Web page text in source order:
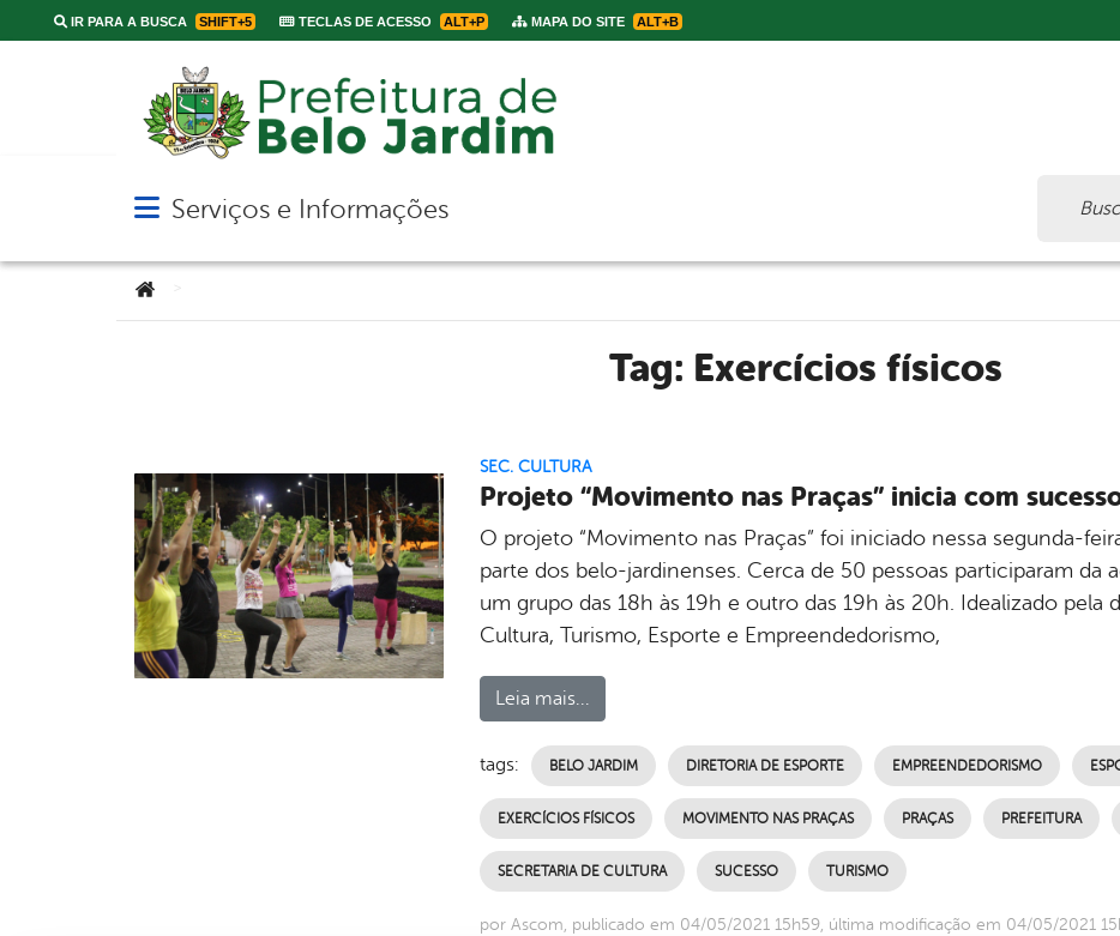
IR PARA A BUSCA SHIFT+5 TECLAS DE ACESSO ALT+P MAPA DO SITE ALT+B
Abrir menu principal de navegação
Serviços e Informações
Você está aqui:
Tag: Exercícios físicos
SEC. CULTURA
Projeto “Movimento nas Praças” inicia com
O projeto “Movimento nas Praças” foi iniciado nessa segunda-
parte dos belo-jardinenses. Cerca de 50 pessoas participaram da
um grupo das 18h às 19h e outro das 19h às 20h. Idealizado pela
Cultura, Turismo, Esporte e Empreendedorismo,
Leia mais...
tags: BELO JARDIM DIRETORIA DE ESPORTE EMPREENDEDORISMO
EXERCÍCIOS FÍSICOS MOVIMENTO NAS PRAÇAS PRAÇAS PREFEITURA
SECRETARIA DE CULTURA SUCESSO TURISMO
por Ascom, publicado em 04/05/2021 15h59, última modificação em 04/05/2021